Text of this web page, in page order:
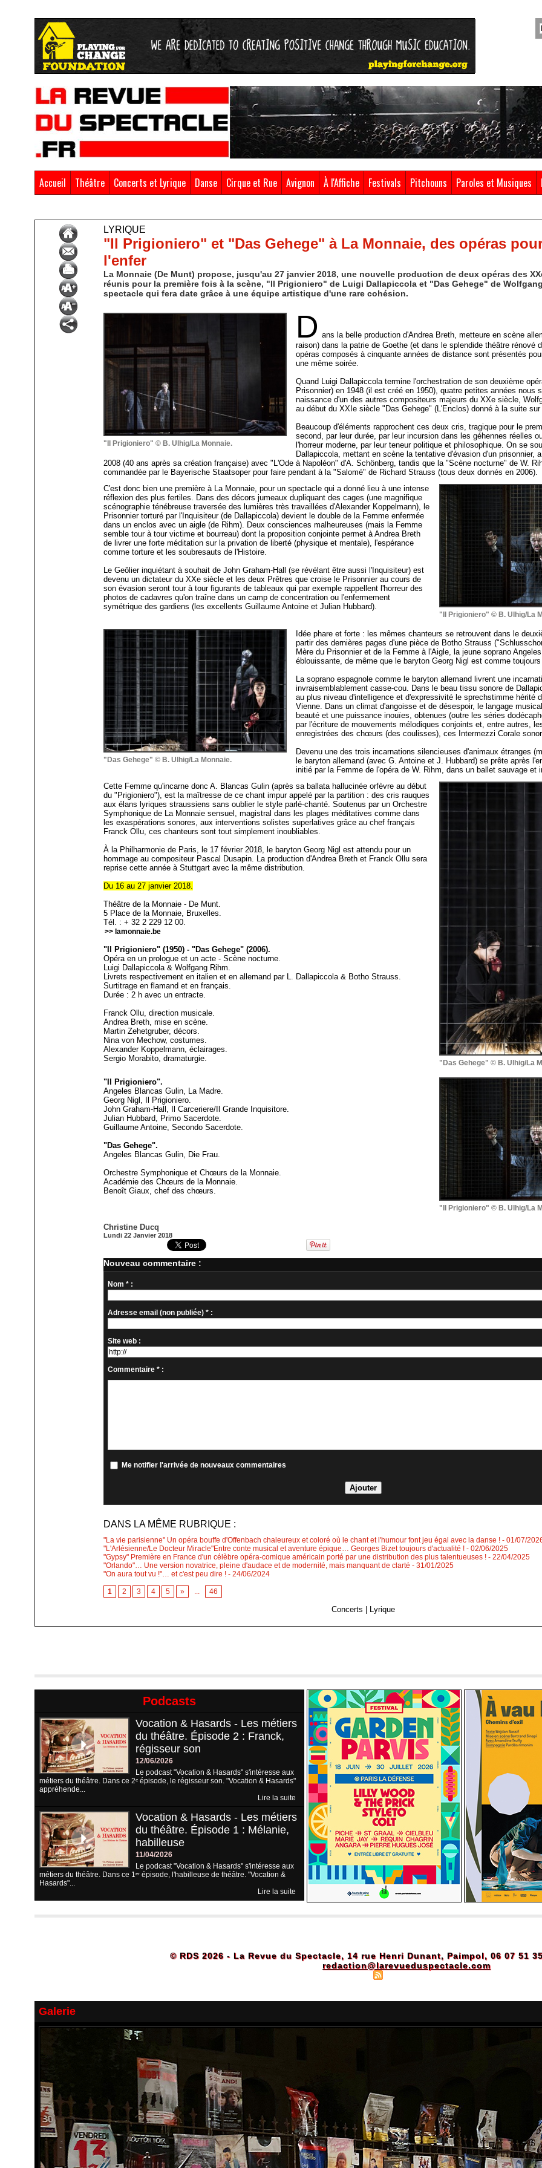
Accueil Théâtre Concerts et Lyrique Danse Cirque et Rue Avignon À l'Affiche Festivals Pitchouns Paroles et Musiques
LYRIQUE
"Il Prigioniero" et "Das Gehege" à La Monnaie, des opéras
l'enfer
La Monnaie (De Munt) propose, jusqu'au 27 janvier 2018, une nouvelle production de deux opéras des
réunis pour la première fois à la scène, "Il Prigioniero" de Luigi Dallapiccola et "Das Gehege" de
spectacle qui fera date grâce à une équipe artistique d'une rare cohésion.
"Il Prigioniero" © B. Ulhig/La Monnaie.
D ans la belle production d'Andrea Breth, metteure en scène
raison) dans la patrie de Goethe (et dans le splendide théâtre rénové
opéras composés à cinquante années de distance sont présentés
une même soirée.
Quand Luigi Dallapiccola termine l'orchestration de son deuxième
Prisonnier) en 1948 (il est créé en 1950), quatre petites années nous
naissance d'un des autres compositeurs majeurs du XXe siècle,
au début du XXIe siècle "Das Gehege" (L'Enclos) donné à la suite
Beaucoup d'éléments rapprochent ces deux cris, tragique pour le
second, par leur durée, par leur incursion dans les géhennes réelles
l'horreur moderne, par leur teneur politique et philosophique. On se
Dallapiccola, mettant en scène la tentative d'évasion d'un prisonnier,
2008 (40 ans après sa création française) avec "L'Ode à Napoléon" d'A. Schönberg, tandis que la "Scène nocturne" de W.
commandée par le Bayerische Staatsoper pour faire pendant à la "Salomé" de Richard Strauss (tous deux donnés en 2006).
"Il Prigioniero" © B. Ulhig/La
C'est donc bien une première à La Monnaie, pour un spectacle qui a donné lieu à une intense
réflexion des plus fertiles. Dans des décors jumeaux dupliquant des cages (une magnifique
scénographie ténébreuse traversée des lumières très travaillées d'Alexander Koppelmann), le
Prisonnier torturé par l'Inquisiteur (de Dallapiccola) devient le double de la Femme enfermée
dans un enclos avec un aigle (de Rihm). Deux consciences malheureuses (mais la Femme
semble tour à tour victime et bourreau) dont la proposition conjointe permet à Andrea Breth
de livrer une forte méditation sur la privation de liberté (physique et mentale), l'espérance
comme torture et les soubresauts de l'Histoire.
Le Geôlier inquiétant à souhait de John Graham-Hall (se révélant être aussi l'Inquisiteur) est
devenu un dictateur du XXe siècle et les deux Prêtres que croise le Prisonnier au cours de
son évasion seront tour à tour figurants de tableaux qui par exemple rappellent l'horreur des
photos de cadavres qu'on traîne dans un camp de concentration ou l'enfermement
symétrique des gardiens (les excellents Guillaume Antoine et Julian Hubbard).
"Das Gehege" © B. Ulhig/La Monnaie.
Idée phare et forte : les mêmes chanteurs se retrouvent dans le
partir des dernières pages d'une pièce de Botho Strauss
Mère du Prisonnier et de la Femme à l'Aigle, la jeune soprano
éblouissante, de même que le baryton Georg Nigl est comme
La soprano espagnole comme le baryton allemand livrent une
invraisemblablement casse-cou. Dans le beau tissu sonore de
au plus niveau d'intelligence et d'expressivité le sprechstimme hérité
Vienne. Dans un climat d'angoisse et de désespoir, le langage
beauté et une puissance inouïes, obtenues (outre les séries
par l'écriture de mouvements mélodiques conjoints et, entre autres,
enregistrées des chœurs (des coulisses), ces Intermezzi Corale
Devenu une des trois incarnations silencieuses d'animaux étranges
le baryton allemand (avec G. Antoine et J. Hubbard) se prête après
initié par la Femme de l'opéra de W. Rihm, dans un ballet sauvage et
"Das Gehege" © B. Ulhig/La
Cette Femme qu'incarne donc A. Blancas Gulin (après sa ballata hallucinée orfèvre au début
du "Prigioniero"), est la maîtresse de ce chant impur appelé par la partition : des cris rauques
aux élans lyriques straussiens sans oublier le style parlé-chanté. Soutenus par un Orchestre
Symphonique de La Monnaie sensuel, magistral dans les plages méditatives comme dans
les exaspérations sonores, aux interventions solistes superlatives grâce au chef français
Franck Ollu, ces chanteurs sont tout simplement inoubliables.
À la Philharmonie de Paris, le 17 février 2018, le baryton Georg Nigl est attendu pour un
hommage au compositeur Pascal Dusapin. La production d'Andrea Breth et Franck Ollu sera
reprise cette année à Stuttgart avec la même distribution.
Du 16 au 27 janvier 2018.
Théâtre de la Monnaie - De Munt.
5 Place de la Monnaie, Bruxelles.
Tél. : + 32 2 229 12 00.
>> lamonnaie.be
"Il Prigioniero" (1950) - "Das Gehege" (2006).
Opéra en un prologue et un acte - Scène nocturne.
Luigi Dallapiccola & Wolfgang Rihm.
Livrets respectivement en italien et en allemand par L. Dallapiccola & Botho Strauss.
Surtitrage en flamand et en français.
Durée : 2 h avec un entracte.
Franck Ollu, direction musicale.
Andrea Breth, mise en scène.
Martin Zehetgruber, décors.
Nina von Mechow, costumes.
Alexander Koppelmann, éclairages.
Sergio Morabito, dramaturgie.
"Il Prigioniero" © B. Ulhig/La
"Il Prigioniero".
Angeles Blancas Gulin, La Madre.
Georg Nigl, Il Prigioniero.
John Graham-Hall, Il Carceriere/Il Grande Inquisitore.
Julian Hubbard, Primo Sacerdote.
Guillaume Antoine, Secondo Sacerdote.
"Das Gehege".
Angeles Blancas Gulin, Die Frau.
Orchestre Symphonique et Chœurs de la Monnaie.
Académie des Chœurs de la Monnaie.
Benoît Giaux, chef des chœurs.
Christine Ducq
Lundi 22 Janvier 2018
Nouveau commentaire :
Nom * :
Adresse email (non publiée) * :
Site web :
Commentaire * :
Me notifier l'arrivée de nouveaux commentaires
DANS LA MÊME RUBRIQUE :
"La vie parisienne" Un opéra bouffe d'Offenbach chaleureux et coloré où le chant et l'humour font jeu égal avec la danse ! - 01/07/
"L'Arlésienne/Le Docteur Miracle"Entre conte musical et aventure épique… Georges Bizet toujours d'actualité ! - 02/06/2025
"Gypsy" Première en France d'un célèbre opéra-comique américain porté par une distribution des plus talentueuses ! - 22/04/2025
"Orlando"… Une version novatrice, pleine d'audace et de modernité, mais manquant de clarté - 31/01/2025
"On aura tout vu !"… et c'est peu dire ! - 24/06/2024
1 2 3 4 5 » ... 46
Concerts Lyrique
Podcasts
Vocation & Hasards - Les métiers
du théâtre. Épisode 2 : Franck,
régisseur son
12/06/2026
Le podcast "Vocation & Hasards" s'intéresse aux
métiers du théâtre. Dans ce 2ᵉ épisode, le régisseur son. "Vocation & Hasards"
appréhende...
Lire la suite
Vocation & Hasards - Les métiers
du théâtre. Épisode 1 : Mélanie,
habilleuse
11/04/2026
Le podcast "Vocation & Hasards" s'intéresse aux
métiers du théâtre. Dans ce 1ᵉʳ épisode, l'habilleuse de théâtre. "Vocation &
Hasards"...
Lire la suite
© RDS 2026 - La Revue du Spectacle, 14 rue Henri Dunant, Paimpol, 06 07 51
redaction@larevueduspectacle.com
Galerie